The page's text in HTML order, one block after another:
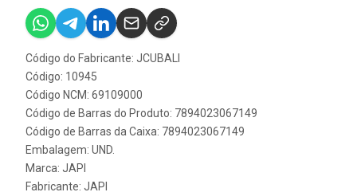
Código do Fabricante: JCUBALI
Código: 10945
Código NCM: 69109000
Código de Barras do Produto: 7894023067149
Código de Barras da Caixa: 7894023067149
Embalagem: UND.
Marca: JAPI
Fabricante: JAPI